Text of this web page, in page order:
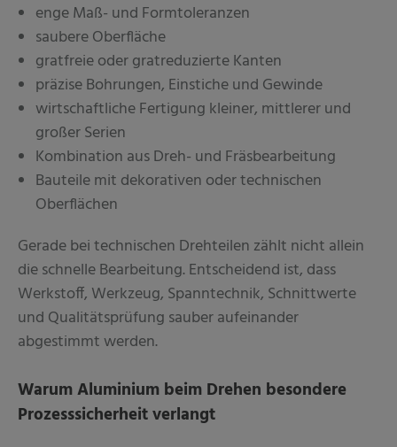
enge Maß- und Formtoleranzen
saubere Oberfläche
gratfreie oder gratreduzierte Kanten
präzise Bohrungen, Einstiche und Gewinde
wirtschaftliche Fertigung kleiner, mittlerer und
großer Serien
Kombination aus Dreh- und Fräsbearbeitung
Bauteile mit dekorativen oder technischen
Oberflächen
Gerade bei technischen Drehteilen zählt nicht allein
die schnelle Bearbeitung. Entscheidend ist, dass
Werkstoff, Werkzeug, Spanntechnik, Schnittwerte
und Qualitätsprüfung sauber aufeinander
abgestimmt werden.
Warum Aluminium beim Drehen besondere
Prozesssicherheit verlangt